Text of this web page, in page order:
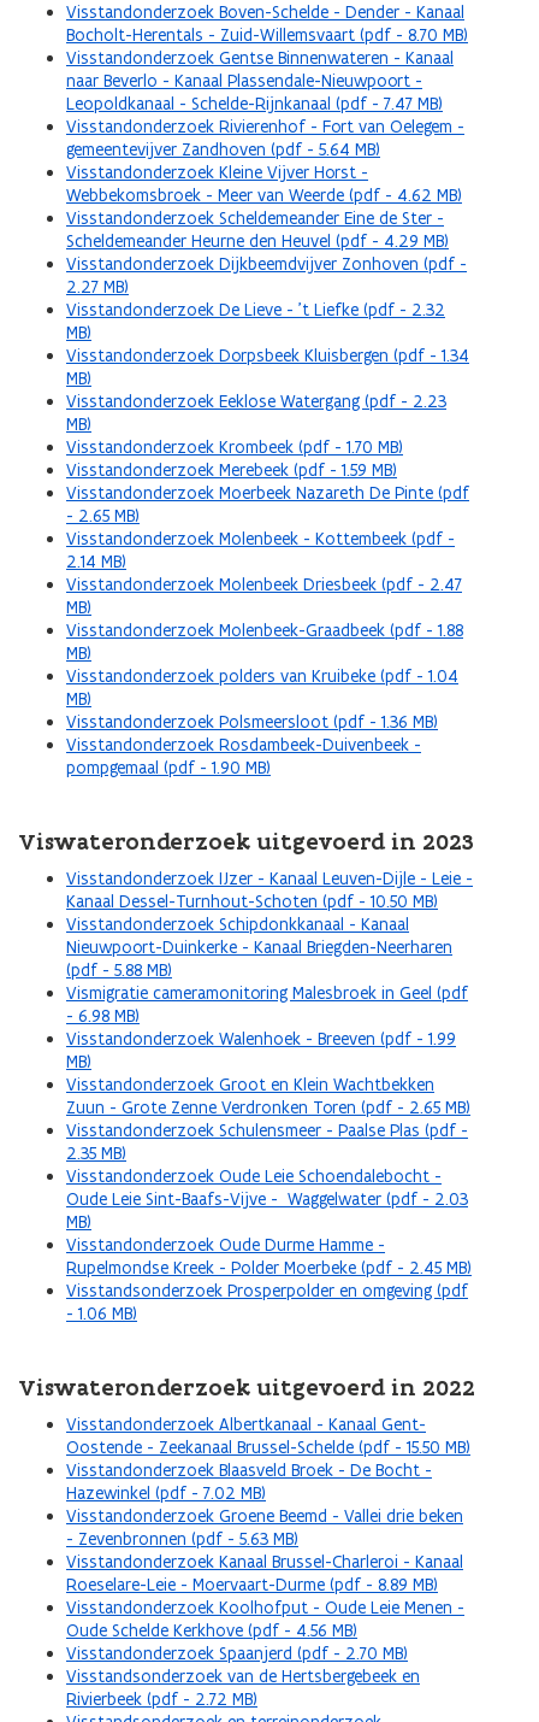
Visstandonderzoek Boven-Schelde - Dender - Kanaal
Bocholt-Herentals - Zuid-Willemsvaart (pdf - 8.70 MB)
Visstandonderzoek Gentse Binnenwateren - Kanaal
naar Beverlo - Kanaal Plassendale-Nieuwpoort -
Leopoldkanaal - Schelde-Rijnkanaal (pdf - 7.47 MB)
Visstandonderzoek Rivierenhof - Fort van Oelegem -
gemeentevijver Zandhoven (pdf - 5.64 MB)
Visstandonderzoek Kleine Vijver Horst -
Webbekomsbroek - Meer van Weerde (pdf - 4.62 MB)
Visstandonderzoek Scheldemeander Eine de Ster -
Scheldemeander Heurne den Heuvel (pdf - 4.29 MB)
Visstandonderzoek Dijkbeemdvijver Zonhoven (pdf -
2.27 MB)
Visstandonderzoek De Lieve - ’t Liefke (pdf - 2.32
MB)
Visstandonderzoek Dorpsbeek Kluisbergen (pdf - 1.34
MB)
Visstandonderzoek Eeklose Watergang (pdf - 2.23
MB)
Visstandonderzoek Krombeek (pdf - 1.70 MB)
Visstandonderzoek Merebeek (pdf - 1.59 MB)
Visstandonderzoek Moerbeek Nazareth De Pinte (pdf
- 2.65 MB)
Visstandonderzoek Molenbeek - Kottembeek (pdf -
2.14 MB)
Visstandonderzoek Molenbeek Driesbeek (pdf - 2.47
MB)
Visstandonderzoek Molenbeek-Graadbeek (pdf - 1.88
MB)
Visstandonderzoek polders van Kruibeke (pdf - 1.04
MB)
Visstandonderzoek Polsmeersloot (pdf - 1.36 MB)
Visstandonderzoek Rosdambeek-Duivenbeek -
pompgemaal (pdf - 1.90 MB)
Viswateronderzoek uitgevoerd in 2023
Visstandonderzoek IJzer - Kanaal Leuven-Dijle - Leie -
Kanaal Dessel-Turnhout-Schoten (pdf - 10.50 MB)
Visstandonderzoek Schipdonkkanaal - Kanaal
Nieuwpoort-Duinkerke - Kanaal Briegden-Neerharen
(pdf - 5.88 MB)
Vismigratie cameramonitoring Malesbroek in Geel (pdf
- 6.98 MB)
Visstandonderzoek Walenhoek - Breeven (pdf - 1.99
MB)
Visstandonderzoek Groot en Klein Wachtbekken
Zuun - Grote Zenne Verdronken Toren (pdf - 2.65 MB)
Visstandonderzoek Schulensmeer - Paalse Plas (pdf -
2.35 MB)
Visstandonderzoek Oude Leie Schoendalebocht -
Oude Leie Sint-Baafs-Vijve - Waggelwater (pdf - 2.03
MB)
Visstandonderzoek Oude Durme Hamme -
Rupelmondse Kreek - Polder Moerbeke (pdf - 2.45 MB)
Visstandsonderzoek Prosperpolder en omgeving (pdf
- 1.06 MB)
Viswateronderzoek uitgevoerd in 2022
Visstandonderzoek Albertkanaal - Kanaal Gent-
Oostende - Zeekanaal Brussel-Schelde (pdf - 15.50 MB)
Visstandonderzoek Blaasveld Broek - De Bocht -
Hazewinkel (pdf - 7.02 MB)
Visstandonderzoek Groene Beemd - Vallei drie beken
- Zevenbronnen (pdf - 5.63 MB)
Visstandonderzoek Kanaal Brussel-Charleroi - Kanaal
Roeselare-Leie - Moervaart-Durme (pdf - 8.89 MB)
Visstandonderzoek Koolhofput - Oude Leie Menen -
Oude Schelde Kerkhove (pdf - 4.56 MB)
Visstandonderzoek Spaanjerd (pdf - 2.70 MB)
Visstandsonderzoek van de Hertsbergebeek en
Rivierbeek (pdf - 2.72 MB)